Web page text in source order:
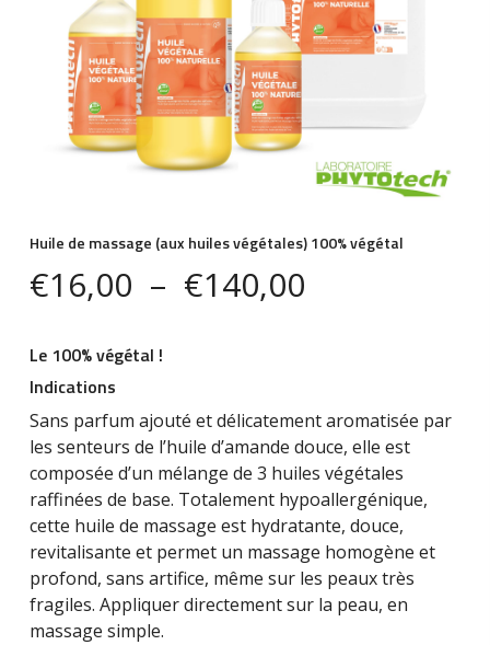
Huile de massage (aux huiles végétales) 100% végétal
€16,00 – €140,00Plage
à
€140,00
Le 100% végétal !
Indications
Sans parfum ajouté et délicatement aromatisée par
les senteurs de l’huile d’amande douce, elle est
composée d’un mélange de 3 huiles végétales
raffinées de base. Totalement hypoallergénique,
cette huile de massage est hydratante, douce,
revitalisante et permet un massage homogène et
profond, sans artifice, même sur les peaux très
fragiles. Appliquer directement sur la peau, en
massage simple.